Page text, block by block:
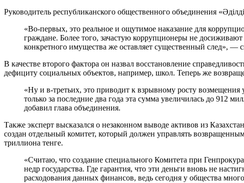
Руководитель республиканского общественного объединения
«Во-первых, это реальное и ощутимое наказание для
граждане. Более того, зачастую коррупционеры не
конкретного имущества же оставляет существенный след», —
В качестве второго фактора он назвал восстановление
дефициту социальных объектов, например, школ. Теперь же
«Ну и в-третьих, это приводит к взрывному росту
только за последние два года эта сумма увеличилась до 912
добавил глава объединения.
Также эксперт высказался о незаконном выводе активов из
создан отдельный комитет, который должен управлять
триллиона тенге.
«Считаю, что создание специального Комитета при
недр государства. Где гарантия, что эти деньги вновь не
расходования данных финансов, ведь сегодня у общества